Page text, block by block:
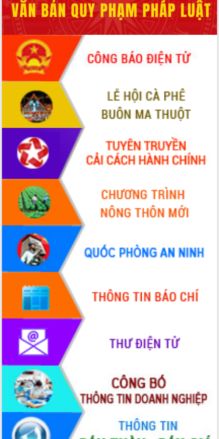
Họp báo thông tin về Hội nghị Công bố
Quy hoạch và Xúc tiến đầu tư tỉnh Đắk
Lắk
Khơi thông điểm nghẽn, đẩy nhanh
giải ngân vốn khắc phục thiên tai
HĐND tỉnh thông qua điều chỉnh Quy
hoạch tỉnh thời kỳ 2021-2030
Hội thảo góp ý hồ sơ điều chỉnh quy
hoạch tỉnh Đắk Lắk thời kỳ 2021-2030,
tầm nhìn đến năm 2050
Nâng cao hiệu quả hoạt động của các
doanh nghiệp nhà nước
Hội nghị triển khai kết nối mạng
truyền số liệu chuyên dùng phục vụ cơ
quan Đảng, Nhà nước
Lễ phát động chuỗi hoạt động chung
tay làm sạch môi trường
Xã Ea Kar bước chuyển mình trong
công tác cải cách hành chính mô hình
UBND tỉnh họp báo định kỳ tháng 4
năm 2026
Hội thảo khoa học “Giải pháp thúc đẩy
phát triển nền kinh tế xanh tại tỉnh
Đắk Lắk”
Tăng cường giám sát, đôn đốc thực
hiện nhiệm vụ quản lý tài sản công
hàng tuần
Tháo gỡ những vướng mắc, đẩy mạnh
công tác cải cách thủ tục hành chính
tại Trung tâm Phục vụ hành chính
công tỉnh
Đắk Lắk: Tôn vinh 46 giải pháp tại Hội
thi Sáng tạo Kỹ thuật 2024 - 2025
Đắk Lắk rà soát, điều chỉnh Đề án 190
về phát triển nuôi trồng thủy sản
Phó Chủ tịch UBND tỉnh Đắk Lắk
Trương Công Thái kiểm tra thực địa
Dự án cao tốc Khánh Hòa - Buôn Ma
Thuột